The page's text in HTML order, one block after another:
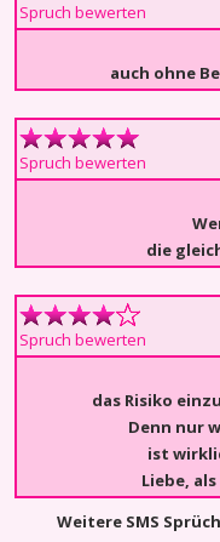
Spruch bewerten
auch ohne
Spruch bewerten
die
Spruch bewerten
das Risiko
Denn nur
ist
Liebe,
Weitere SMS